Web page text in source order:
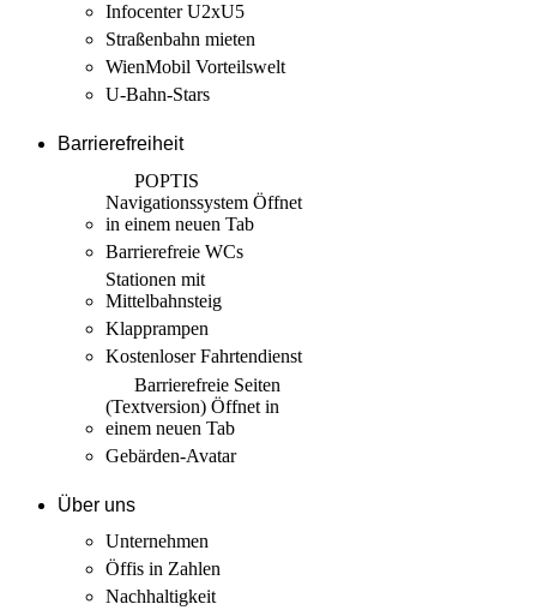
Infocenter U2xU5
Straßenbahn mieten
WienMobil Vorteilswelt
U-Bahn-Stars
Barrierefreiheit
POPTIS
Navigationssystem Öffnet
in einem neuen Tab
Barrierefreie WCs
Stationen mit
Mittelbahnsteig
Klapprampen
Kostenloser Fahrtendienst
Barrierefreie Seiten
(Textversion) Öffnet in
einem neuen Tab
Gebärden-Avatar
Über uns
Unternehmen
Öffis in Zahlen
Nachhaltigkeit